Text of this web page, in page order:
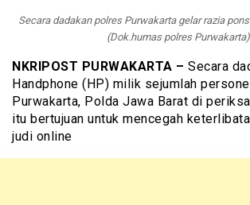
Secara dadakan polres Purwakarta gelar razia
(Dok.humas polres Purwakarta)
NKRIPOST PURWAKARTA – Secara
Handphone (HP) milik sejumlah
Purwakarta, Polda Jawa Barat di
itu bertujuan untuk mencegah
judi online